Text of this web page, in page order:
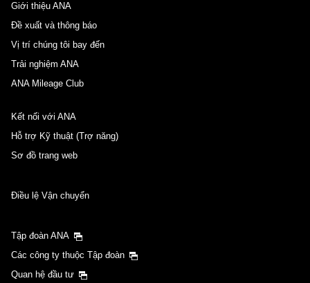
Giới thiệu ANA
Đề xuất và thông báo
Vị trí chúng tôi bay đến
Trải nghiệm ANA
ANA Mileage Club
Kết nối với ANA
Hỗ trợ Kỹ thuật (Trợ năng)
Sơ đồ trang web
Điều lệ Vận chuyển
Tập đoàn ANA
Các công ty thuộc Tập đoàn
Quan hệ đầu tư